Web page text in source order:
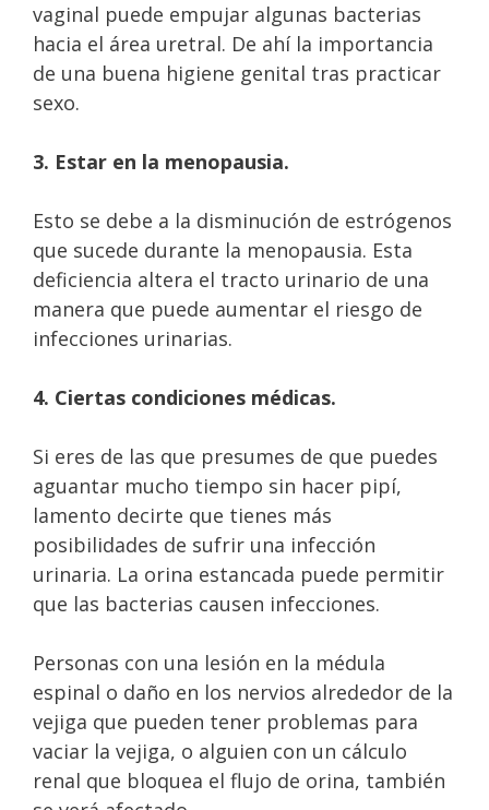
vaginal puede empujar algunas bacterias
hacia el área uretral. De ahí la importancia
de una buena higiene genital tras practicar
sexo.
3. Estar en la menopausia.
Esto se debe a la disminución de estrógenos
que sucede durante la menopausia. Esta
deficiencia altera el tracto urinario de una
manera que puede aumentar el riesgo de
infecciones urinarias.
4. Ciertas condiciones médicas.
Si eres de las que presumes de que puedes
aguantar mucho tiempo sin hacer pipí,
lamento decirte que tienes más
posibilidades de sufrir una infección
urinaria. La orina estancada puede permitir
que las bacterias causen infecciones.
Personas con una lesión en la médula
espinal o daño en los nervios alrededor de la
vejiga que pueden tener problemas para
vaciar la vejiga, o alguien con un cálculo
renal que bloquea el flujo de orina, también